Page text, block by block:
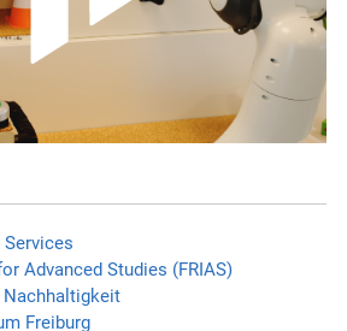
Services
Advanced Studies (FRIAS)
Freiburg